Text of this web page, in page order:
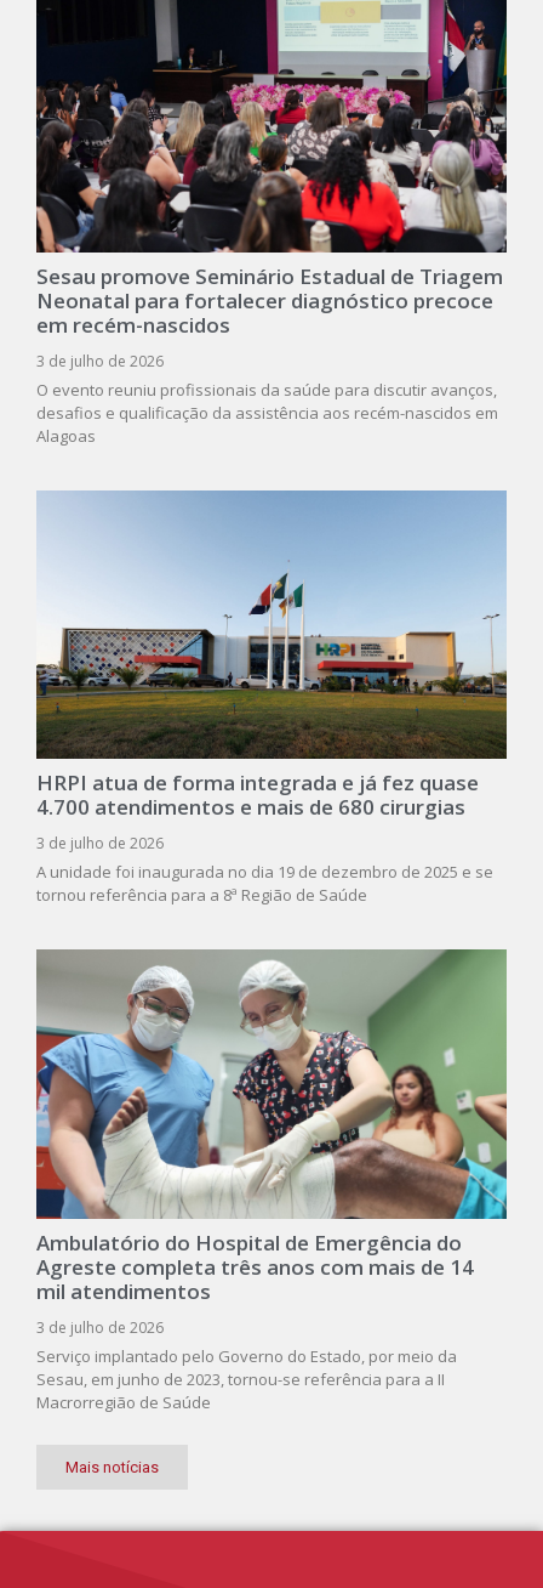
Sesau promove Seminário Estadual de Triagem
Neonatal para fortalecer diagnóstico precoce
em recém-nascidos
3 de julho de 2026
O evento reuniu profissionais da saúde para discutir avanços,
desafios e qualificação da assistência aos recém-nascidos em
Alagoas
HRPI atua de forma integrada e já fez quase
4.700 atendimentos e mais de 680 cirurgias
3 de julho de 2026
A unidade foi inaugurada no dia 19 de dezembro de 2025 e se
tornou referência para a 8ª Região de Saúde
Ambulatório do Hospital de Emergência do
Agreste completa três anos com mais de 14
mil atendimentos
3 de julho de 2026
Serviço implantado pelo Governo do Estado, por meio da
Sesau, em junho de 2023, tornou-se referência para a II
Macrorregião de Saúde
Mais notícias